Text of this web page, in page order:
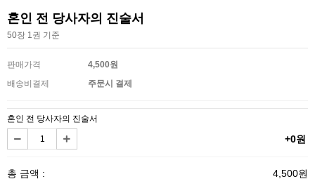
혼인 전 당사자의 진술서
50장 1권 기준
판매가격
4,500원
배송비결제
주문시 결제
혼인 전 당사자의 진술서
+0원
총 금액 : 4,500원